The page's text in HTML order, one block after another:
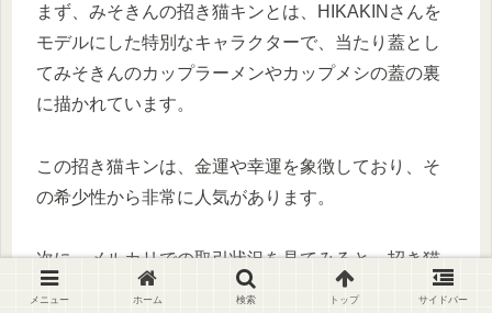
まず、みそきんの招き猫キンとは、HIKAKINさんを
モデルにした特別なキャラクターで、当たり蓋とし
てみそきんのカップラーメンやカップメシの蓋の裏
に描かれています。
この招き猫キンは、金運や幸運を象徴しており、そ
の希少性から非常に人気があります。
次に、メルカリでの取引状況を見てみると、招き猫
キンの当たり蓋は頻繁に出品されています。
メニュー ホーム 検索 トップ サイドバー